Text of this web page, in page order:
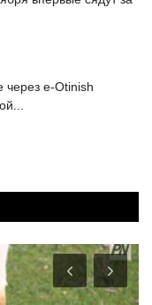
через e-Otinish